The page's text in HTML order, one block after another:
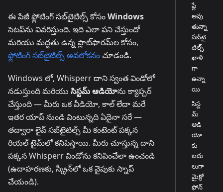
ఈ పేజీ ఫ్లోటింగ్ సబ్‌టైటిల్స్ కోసంWindows
సెటప్‌ను వివరిస్తుంది. ఇది ఎలా పని చేస్తుందో
మరియు మద్దతు ఉన్న ప్లాట్‌ఫారమ్‌ల కోసం,
ఫ్లోటింగ్ సబ్‌టైటిల్స్ అవలోకనంచూడండి.
Windows లో, Whisperr దాని స్వంత విండోలో
నడుస్తుంది మరియు సిస్టమ్ ఆడియోను క్యాప్చర్
చేస్తుంది — మీరు ఒక వీడియో, కాల్ లేదా మరే
ఇతర యాప్ నుండి వింటున్నది ఏదైనా సరే —
తద్వారా లైవ్ సబ్‌టైటిల్స్ మీ కంటెంట్ పక్కన
రియల్ టైమ్‌లో కనిపిస్తాయి. మీరు చూస్తున్న దాని
పక్కన Whisperr విండోను కనిపించేలా ఉంచండి
(ఉదాహరణకు, స్క్రీన్‌లో ఒక వైపుకు స్నాప్
చేయండి).
ప్లే
అవు
తున్నా
సబ్‌టై
టిల్స్
ఖాళీ
గా
ఉన్నా
యి
సిస్ట
మ్
ఆడి
యో
కు
బదు
లుగా
మైక్రో
ఫోన్